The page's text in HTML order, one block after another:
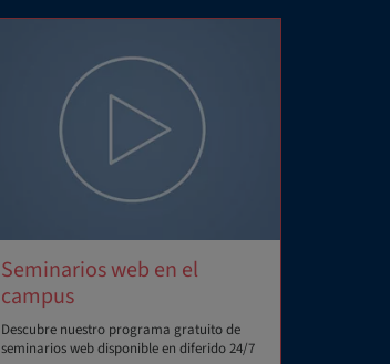
Seminarios web en el
campus
Descubre nuestro programa gratuito de
seminarios web disponible en diferido 24/7